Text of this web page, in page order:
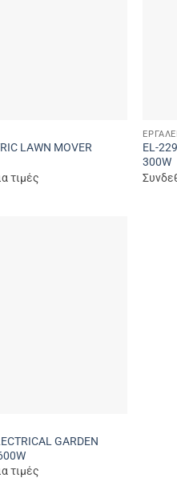
LAWN MOVER
τιμές
EL-
300W
GARDEN
τιμές